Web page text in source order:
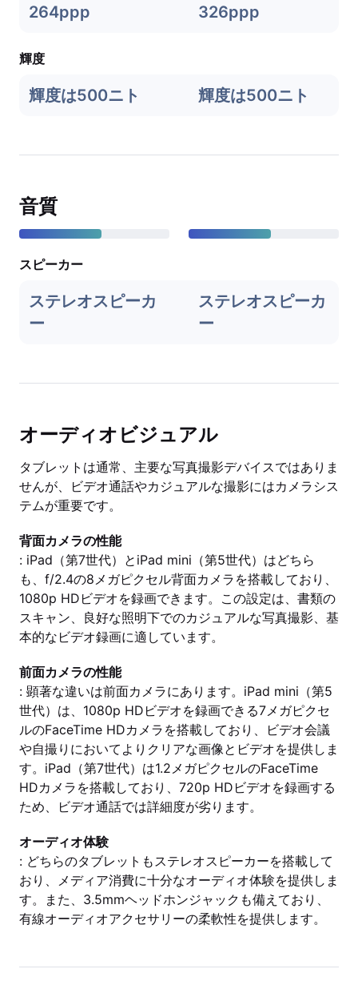
264ppp 326ppp
輝度
輝度は500ニト 輝度は500ニト
音質
スピーカー
ステレオスピーカ
ー
ステレオスピーカ
ー
オーディオビジュアル
タブレットは通常、主要な写真撮影デバイスではありま
せんが、ビデオ通話やカジュアルな撮影にはカメラシス
テムが重要です。
背面カメラの性能
: iPad（第7世代）とiPad mini（第5世代）はどちら
も、f/2.4の8メガピクセル背面カメラを搭載しており、
1080p HDビデオを録画できます。この設定は、書類の
スキャン、良好な照明下でのカジュアルな写真撮影、基
本的なビデオ録画に適しています。
前面カメラの性能
: 顕著な違いは前面カメラにあります。iPad mini（第5
世代）は、1080p HDビデオを録画できる7メガピクセ
ルのFaceTime HDカメラを搭載しており、ビデオ会議
や自撮りにおいてよりクリアな画像とビデオを提供しま
す。iPad（第7世代）は1.2メガピクセルのFaceTime
HDカメラを搭載しており、720p HDビデオを録画する
ため、ビデオ通話では詳細度が劣ります。
オーディオ体験
: どちらのタブレットもステレオスピーカーを搭載して
おり、メディア消費に十分なオーディオ体験を提供しま
す。また、3.5mmヘッドホンジャックも備えており、
有線オーディオアクセサリーの柔軟性を提供します。